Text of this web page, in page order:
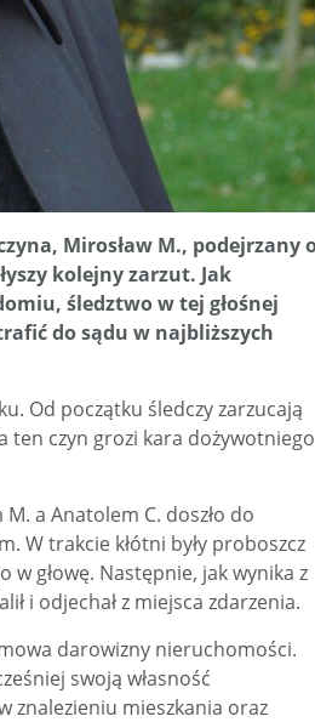
Mirosław M., podejrzany
kolejny zarzut. Jak
śledztwo w tej głośnej
do sądu w najbliższych
Od początku śledczy zarzucają
ten czyn grozi kara dożywotniego
a Anatolem C. doszło do
W trakcie kłótni były proboszcz
w głowę. Następnie, jak wynika z
i odjechał z miejsca zdarzenia.
darowizny nieruchomości.
swoją własność
znalezieniu mieszkania oraz